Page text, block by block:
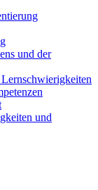
und der
und